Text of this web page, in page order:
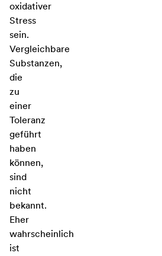
oxidativer
Stress
sein.
Vergleichbare
Substanzen,
die
zu
einer
Toleranz
geführt
haben
können,
sind
nicht
bekannt.
Eher
wahrscheinlich
ist